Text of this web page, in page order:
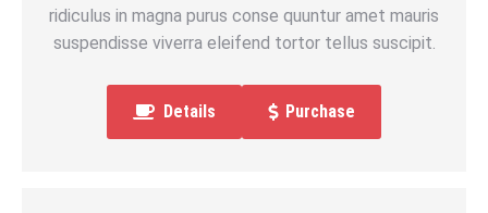
ridiculus in magna purus conse quuntur amet mauris
suspendisse viverra eleifend tortor tellus suscipit.
Details Purchase